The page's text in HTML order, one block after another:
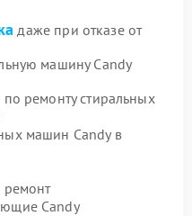
даже при отказе от
машину Candy
ремонту стиральных
машин Candy в
ремонт
Candy